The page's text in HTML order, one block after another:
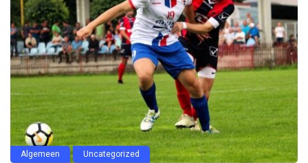
Algemeen Uncategorized